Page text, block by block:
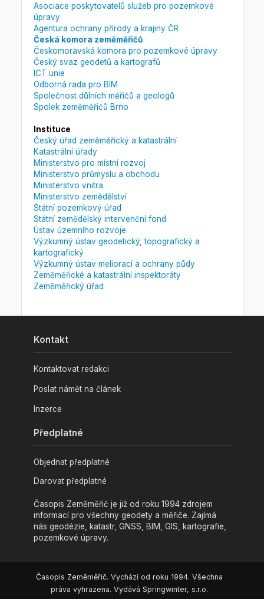
Asociace poskytovatelů služeb pro pozemkové
úpravy
Agentura ochrany přírody a krajiny ČR
Česká komora zeměměřičů
Českomoravská komora pro pozemkové úpravy
Český svaz geodetů a kartografů
ICT unie
Odborná rada pro BIM
Společnost důlních měřičů a geologů
Spolek zeměměřičů Brno
Instituce
Český úřad zeměměřický a katastrální
Katastrální úřady
Ministerstvo pro místní rozvoj
Ministerstvo průmyslu a obchodu
Ministerstvo vnitra
Ministerstvo zemědělství
Státní pozemkový úřad
Státní zemědělský intervenční fond
Ústav územního rozvoje
Výzkumný ústav geodetický, topografický a
kartografický
Výzkumný ústav meliorací a ochrany půdy
Zeměměřické a katastrální inspektoráty
Zeměměřický úřad
Kontakt
Kontaktovat redakci
Poslat námět na článek
Inzerce
Předplatné
Objednat předplatné
Darovat předplatné
Časopis Zeměměřič je již od roku 1994 zdrojem
informací pro všechny geodety a měřiče. Zajímá
nás geodézie, katastr, GNSS, BIM, GIS, kartografie,
pozemkové úpravy.
Časopis Zeměměřič. Vychází od roku 1994. Všechna
práva vyhrazena. Vydává Springwinter, s.r.o.